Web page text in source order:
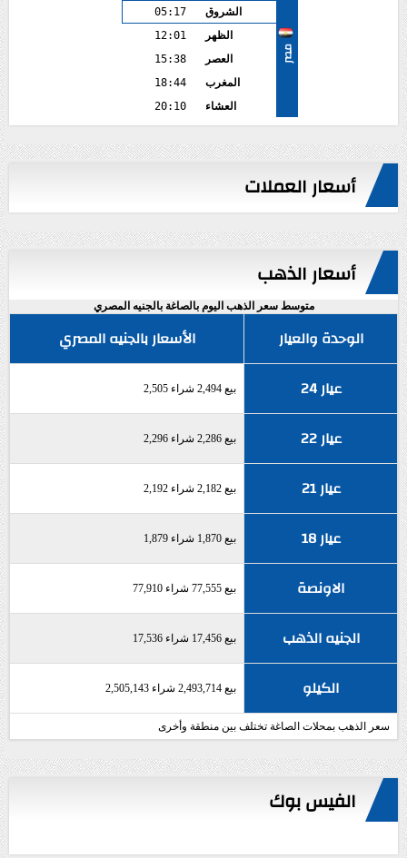
مصر
الشروق
05:17
الظهر
12:01
العصر
15:38
المغرب
18:44
العشاء
20:10
أسعار العملات
أسعار الذهب
متوسط سعر الذهب اليوم بالصاغة بالجنيه المصري
الوحدة والعيار
الأسعار بالجنيه المصري
عيار 24
بيع 2,494 شراء 2,505
عيار 22 بيع 2,286 شراء 2,296
عيار 21 بيع 2,182 شراء 2,192
عيار 18 بيع 1,870 شراء 1,879
الاونصة بيع 77,555 شراء 77,910
الجنيه الذهب بيع 17,456 شراء 17,536
الكيلو بيع 2,493,714 شراء 2,505,143
سعر الذهب بمحلات الصاغة تختلف بين منطقة وأخرى
الفيس بوك